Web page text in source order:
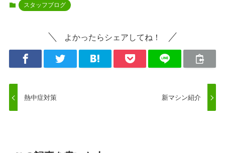
スタッフブログ
よかったらシェアしてね！
熱中症対策 新マシン紹介